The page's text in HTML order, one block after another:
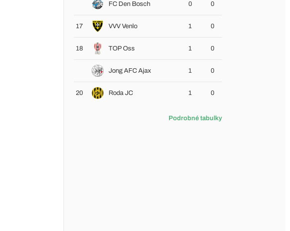
FC Den Bosch 0 0
17 VVV Venlo 1 0
18 TOP Oss 1 0
Jong AFC Ajax 1 0
20 Roda JC 1 0
Podrobné tabulky